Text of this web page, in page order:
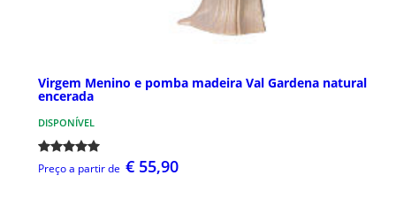
Virgem Menino e pomba madeira Val Gardena natural
encerada
DISPONÍVEL
Preço a partir de € 55,90